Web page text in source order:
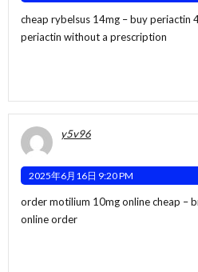
cheap rybelsus 14mg –buy periactin
periactin without a prescription
y5v96
2025年6月16日 9:20 PM
order motilium 10mg online cheap –
online order